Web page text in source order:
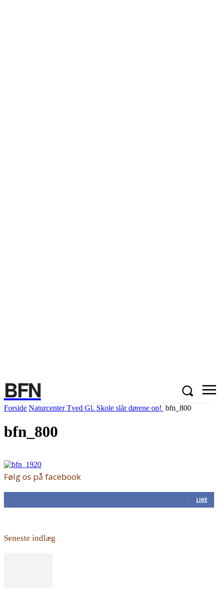
BFN
Forside Naturcenter Tved Gl. Skole slår dørene op! bfn_800
bfn_800
Følg os på facebook
LIKE
Seneste indlæg